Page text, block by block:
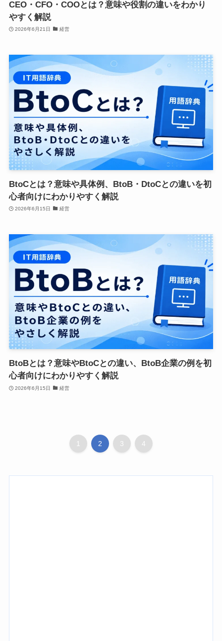
CEO・CFO・COOとは？意味や役割の違いをわかり
やすく解説
2026年6月21日 経営
BtoCとは？意味や具体例、BtoB・DtoCとの違いを初
心者向けにわかりやすく解説
2026年6月15日 経営
BtoBとは？意味やBtoCとの違い、BtoB企業の例を初
心者向けにわかりやすく解説
2026年6月15日 経営
1 2 3 4